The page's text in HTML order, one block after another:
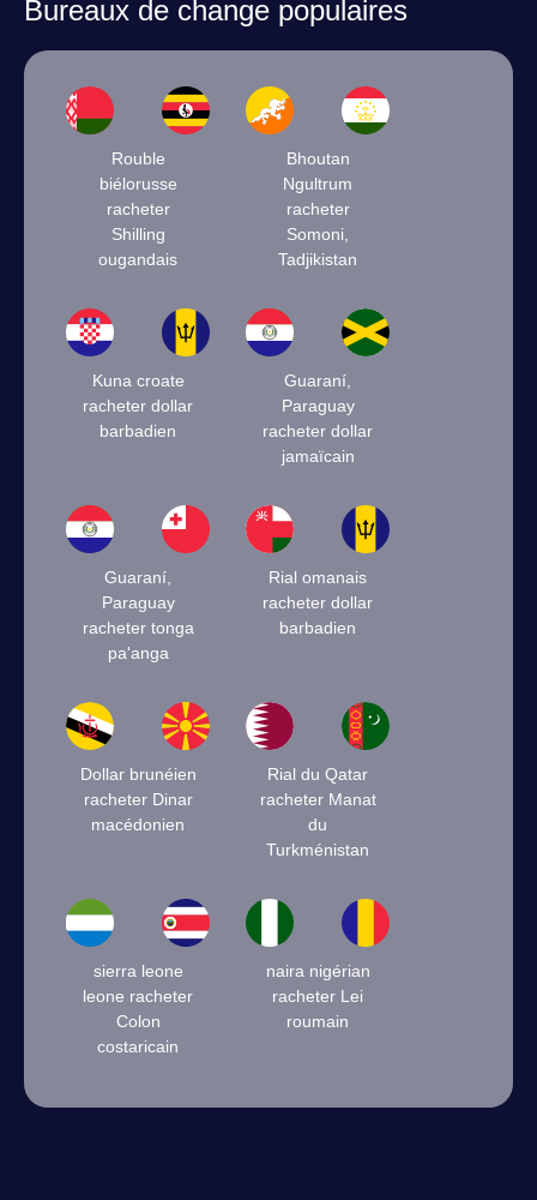
Bureaux de change populaires
Rouble
biélorusse
racheter
Shilling
ougandais
Bhoutan
Ngultrum
racheter
Somoni,
Tadjikistan
Kuna croate
racheter dollar
barbadien
Guaraní,
Paraguay
racheter dollar
jamaïcain
Guaraní,
Paraguay
racheter tonga
pa'anga
Rial omanais
racheter dollar
barbadien
Dollar brunéien
racheter Dinar
macédonien
Rial du Qatar
racheter Manat
du
Turkménistan
sierra leone
leone racheter
Colon
costaricain
naira nigérian
racheter Lei
roumain